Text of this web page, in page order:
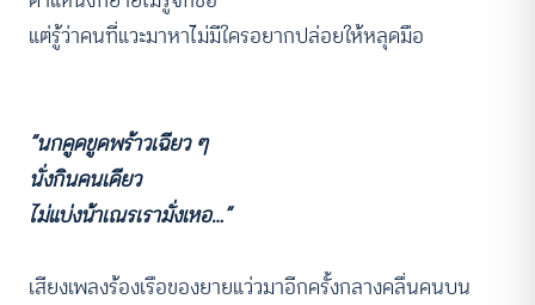
แต่รู้ว่าคนที่แวะมาหาไม่มีใครอยากปล่อยให้หลุดมือ
“นกคูดขูดพร้าวเฉียว ๆ
นั่งกินคนเดียว
ไม่แบ่งน้าเณรเรามั่งเหอ…”
เสียงเพลงร้องเรือของยายแว่วมาอีกครั้งกลางคลื่นคนบน